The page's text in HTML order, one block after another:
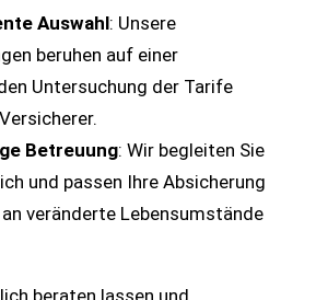
Auswahl: Unsere
beruhen auf einer
Untersuchung der Tarife
Betreuung: Wir begleiten Sie
und passen Ihre Absicherung
veränderte Lebensumstände
beraten lassen und